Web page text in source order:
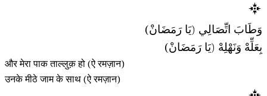
وَطَابَ اتِّصَالِي (يَا رَمَضَانْ)
بِعَلِّهْ وَنَهْلِهْ (يَا رَمَضَانْ)
और मेरा पाक ताल्लुक़ हो (ऐ रमज़ान)
उनके मीठे जाम के साथ (ऐ रमज़ान)